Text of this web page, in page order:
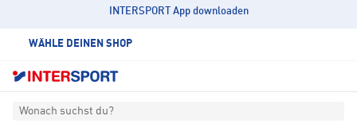
INTERSPORT App downloaden
WÄHLE DEINEN SHOP
Wonach suchst du?